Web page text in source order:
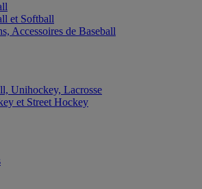
et Softball
Accessoires de Baseball
Unihockey, Lacrosse
et Street Hockey